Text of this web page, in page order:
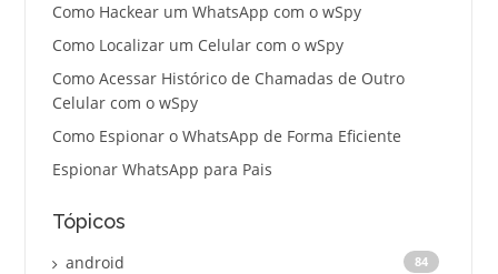
Como Hackear um WhatsApp com o wSpy
Como Localizar um Celular com o wSpy
Como Acessar Histórico de Chamadas de Outro
Celular com o wSpy
Como Espionar o WhatsApp de Forma Eficiente
Espionar WhatsApp para Pais
Tópicos
android 84